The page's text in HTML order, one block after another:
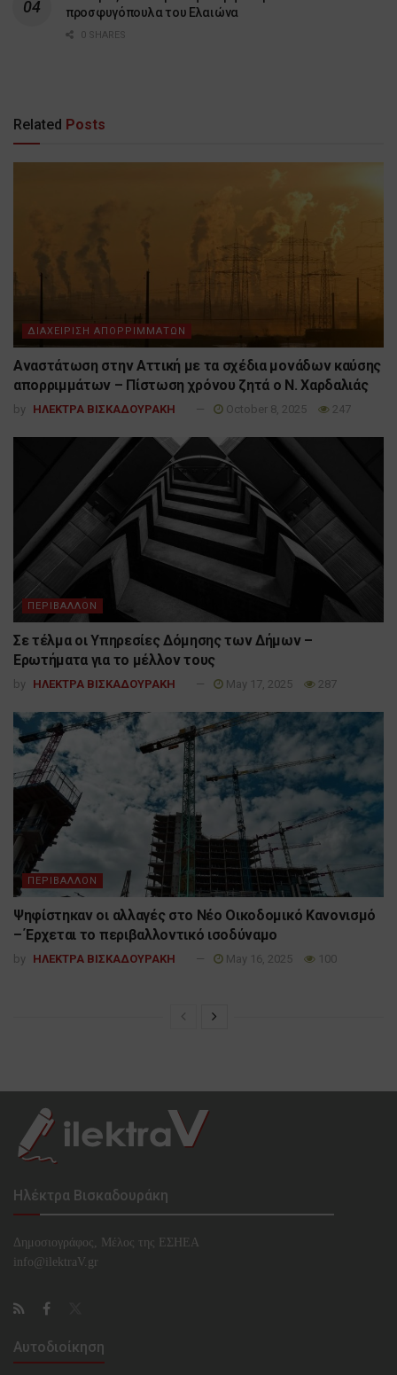
προσφυγόπουλα του Ελαιώνα
0 SHARES
Related Posts
ΔΙΑΧΕΙΡΙΣΗ ΑΠΟΡΡΙΜΜΑΤΩΝ
Αναστάτωση στην Αττική με τα σχέδια μονάδων καύσης
απορριμμάτων – Πίστωση χρόνου ζητά ο Ν. Χαρδαλιάς
by ΗΛΕΚΤΡΑ ΒΙΣΚΑΔΟΥΡΑΚΗ October 8, 2025 247
ΠΕΡΙΒΑΛΛΟΝ
Σε τέλμα οι Υπηρεσίες Δόμησης των Δήμων –
Ερωτήματα για το μέλλον τους
by ΗΛΕΚΤΡΑ ΒΙΣΚΑΔΟΥΡΑΚΗ May 17, 2025 287
ΠΕΡΙΒΑΛΛΟΝ
Ψηφίστηκαν οι αλλαγές στο Νέο Οικοδομικό Κανονισμό
– Έρχεται το περιβαλλοντικό ισοδύναμο
by ΗΛΕΚΤΡΑ ΒΙΣΚΑΔΟΥΡΑΚΗ May 16, 2025 100
Ηλέκτρα Βισκαδουράκη
Δημοσιογράφος, Μέλος της ΕΣHΕΑ
info@ilektraV.gr
Αυτοδιοίκηση